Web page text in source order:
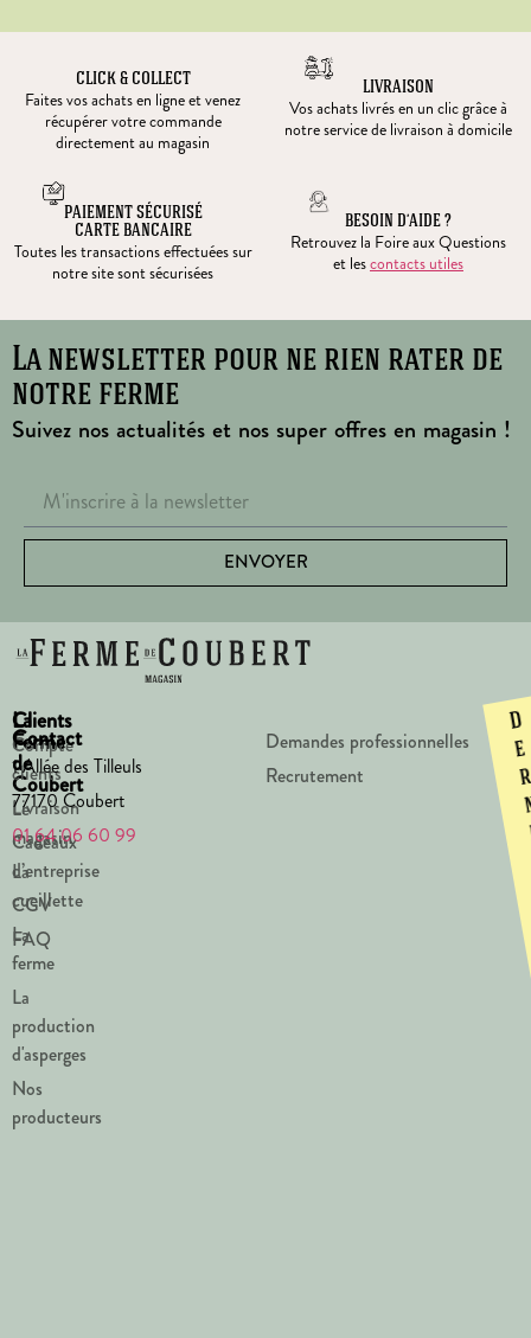
CLICK & COLLECT
Faites vos achats en ligne et venez
récupérer votre commande
directement au magasin
LIVRAISON
Vos achats livrés en un clic grâce à
notre service de livraison à domicile
PAIEMENT SÉCURISÉ
CARTE BANCAIRE
Toutes les transactions effectuées sur
notre site sont sécurisées
BESOIN D’AIDE ?
Retrouvez la Foire aux Questions
et lescontacts utiles
La newsletter pour ne rien rater de
notre ferme
Suivez nos actualités et nos super offres en magasin !
ENVOYER
La
Ferme
de
Coubert
Le
magasin
La
cueillette
La
ferme
La
production
d'asperges
Nos
producteurs
Clients
Compte
clients
Livraison
Cadeaux
d’entreprise
CGV
FAQ
Contact
1 Allée des Tilleuls
77170 Coubert
01 64 06 60 99
Demandes professionnelles
Recrutement
D
e